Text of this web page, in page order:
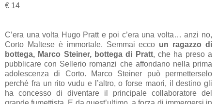
€ 14
C’era una volta Hugo Pratt e poi c’era una volta… anzi no,
Corto Maltese è immortale. Semmai ecco un ragazzo di
bottega, Marco Steiner, bottega di Pratt, che ha preso a
pubblicare con Sellerio romanzi che affondano nella prima
adolescenza di Corto. Marco Steiner può permetterselo
perché fra un rito vudu e l’altro, o forse maori, il destino gli
ha concesso di diventare il principale collaboratore del